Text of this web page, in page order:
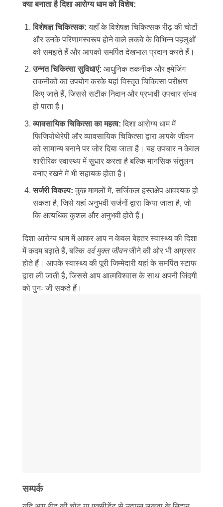
क्या बनाता है दिशा आरोग्य धाम को विशेष:
विशेषज्ञ चिकित्सक: यहाँ के विशेषज्ञ चिकित्सक रीढ़ की चोटों
और उनके परिणामस्वरूप होने वाले लकवे के विभिन्न पहलुओं
को समझते हैं और आपको समर्पित देखभाल प्रदान करते हैं।
उन्नत चिकित्सा सुविधाएं: आधुनिक तकनीक और इमेजिंग
तकनीकों का उपयोग करके यहां विस्तृत चिकित्सा परीक्षण
किए जाते हैं, जिससे सटीक निदान और प्रभावी उपचार संभव
हो पाता है।
व्यावसायिक चिकित्सा का महत्व: दिशा आरोग्य धाम में
फिजियोथेरेपी और व्यावसायिक चिकित्सा द्वारा आपके जीवन
को सामान्य बनाने पर जोर दिया जाता है। यह उपचार न केवल
शारीरिक स्वास्थ्य में सुधार करता है बल्कि मानसिक संतुलन
बनाए रखने में भी सहायक होता है।
सर्जरी विकल्प: कुछ मामलों में, सर्जिकल हस्तक्षेप आवश्यक हो
सकता है, जिसे यहां अनुभवी सर्जनों द्वारा किया जाता है, जो
कि अत्यधिक कुशल और अनुभवी होते हैं।
दिशा आरोग्य धाम में आकर आप न केवल बेहतर स्वास्थ्य की दिशा
में कदम बढ़ाते हैं, बल्कि दर्द मुक्त जीवनजीने की ओर भी अग्रसर
होते हैं। आपके स्वास्थ्य की पूरी जिम्मेदारी यहां के समर्पित स्टाफ
द्वारा ली जाती है, जिससे आप आत्मविश्वास के साथ अपनी जिंदगी
को पुनः जी सकते हैं।
सम्पर्क